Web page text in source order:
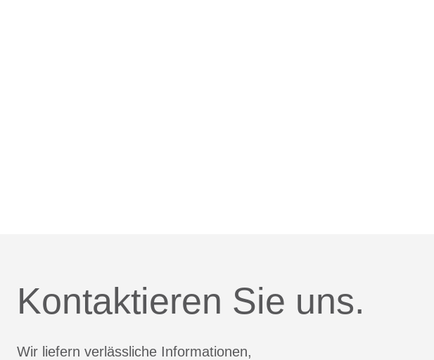
Kontaktieren Sie uns.
Wir liefern verlässliche Informationen,